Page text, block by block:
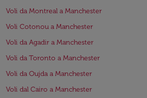
Voli da Montreal a Manchester
Voli Cotonou a Manchester
Voli da Agadir a Manchester
Voli da Toronto a Manchester
Voli da Oujda a Manchester
Voli dal Cairo a Manchester